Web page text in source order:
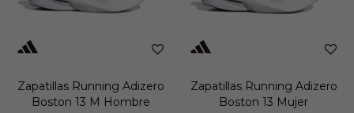
Zapatillas Running Adizero
Boston 13 M Hombre
Zapatillas Running Adizero
Boston 13 Mujer